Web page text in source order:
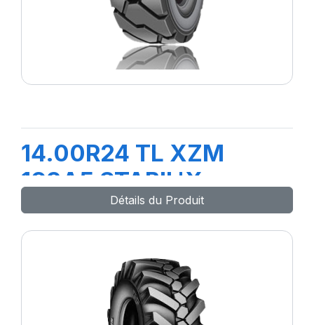
14.00R24 TL XZM
193A5 STABIL'X
Détails du Produit